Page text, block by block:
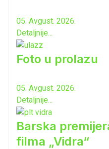
05. Avgust. 2026.
Detaljnije...
Foto u prolazu
05. Avgust. 2026.
Detaljnije...
Barska
filma „Vidra“